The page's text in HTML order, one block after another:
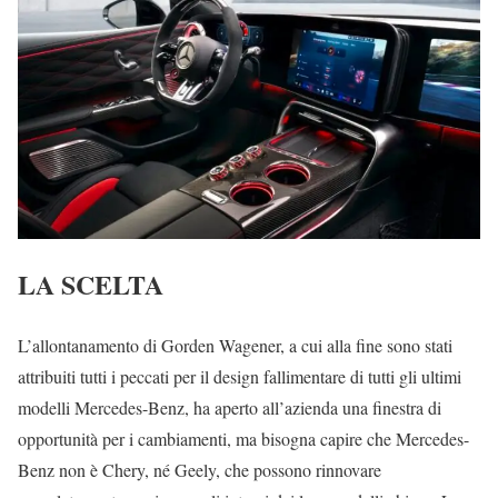
LA SCELTA
L’allontanamento di Gorden Wagener, a cui alla fine sono stati
attribuiti tutti i peccati per il design fallimentare di tutti gli ultimi
modelli Mercedes-Benz, ha aperto all’azienda una finestra di
opportunità per i cambiamenti, ma bisogna capire che Mercedes-
Benz non è Chery, né Geely, che possono rinnovare